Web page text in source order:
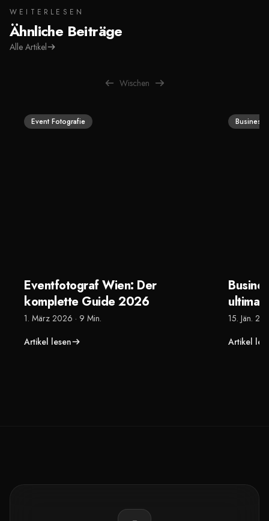
WEITERLESEN
Ähnliche Beiträge
Alle Artikel
Wischen
Event Fotografie
Eventfotograf Wien: Der
komplette Guide 2026
1. März 2026 · 9 Min.
Artikel lesen
Business
15. Jän.
Artikel